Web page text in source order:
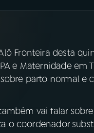
X
Fronteira desta
e Maternidade em
parto normal e
vai falar
o coordenador